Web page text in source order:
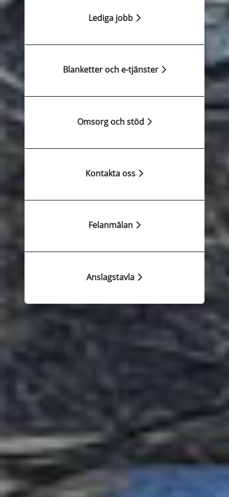
Lediga jobb
Blanketter och e-tjänster
Omsorg och stöd
Kontakta oss
Felanmälan
Anslagstavla